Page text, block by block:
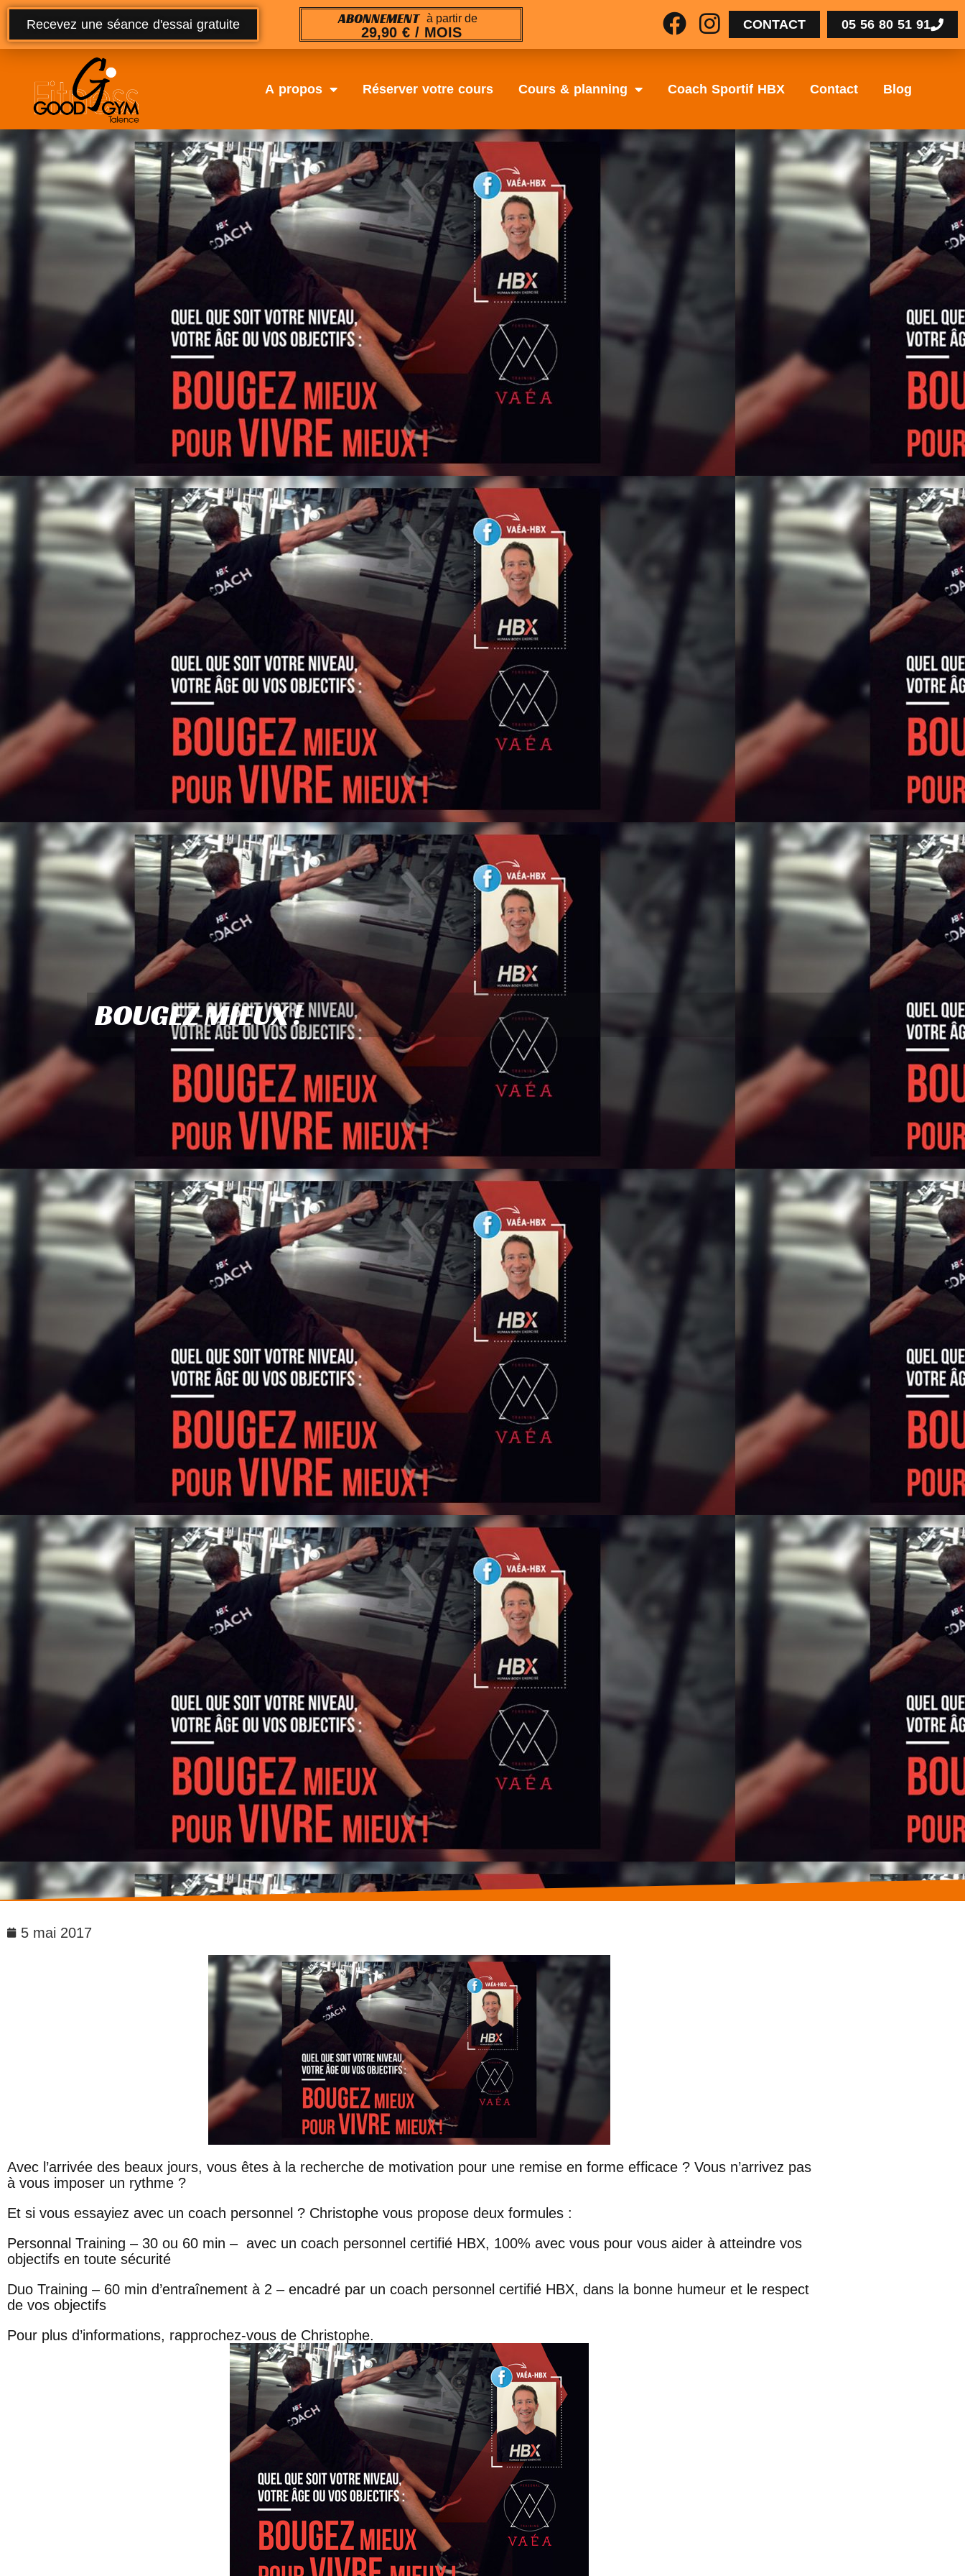
Recevez une séance d'essai gratuite ABONNEMENT à partir de
29,90 € / MOIS CONTACT 05 56 80 51 91
A propos Réserver votre cours Cours & planning Coach Sportif HBX Contact Blog
BOUGEZ MIEUX !
5 mai 2017
Avec l’arrivée des beaux jours, vous êtes à la recherche de motivation pour une remise en forme efficace ? Vous n’arrivez pas
à vous imposer un rythme ?
Et si vous essayiez avec un coach personnel ? Christophe vous propose deux formules :
Personnal Training – 30 ou 60 min – avec un coach personnel certifié HBX, 100% avec vous pour vous aider à atteindre vos
objectifs en toute sécurité
Duo Training – 60 min d’entraînement à 2 – encadré par un coach personnel certifié HBX, dans la bonne humeur et le respect
de vos objectifs
Pour plus d’informations, rapprochez-vous de Christophe.